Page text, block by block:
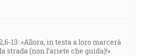
13: «Allora, in testa a loro marcerà
strada (non l’ariete che guida)!»